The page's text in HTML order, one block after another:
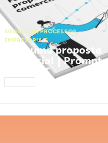
NEGÓCIOS,PROCESSOS
EMPRESARIAIS
Faça uma proposta
comercial | Prompts
ChatGPT